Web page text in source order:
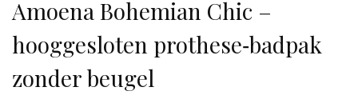
Amoena Bohemian Chic –
hooggesloten prothese‑badpak
zonder beugel